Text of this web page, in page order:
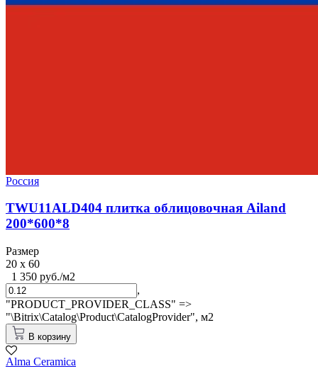
Россия
TWU11ALD404 плитка облицовочная Ailand
200*600*8
Размер
20 x 60
1 350 руб./м2
,
"PRODUCT_PROVIDER_CLASS" =>
"\Bitrix\Catalog\Product\CatalogProvider", м2
В корзину
Alma Ceramica